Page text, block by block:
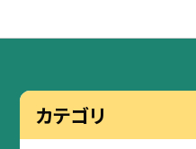
カテゴリ